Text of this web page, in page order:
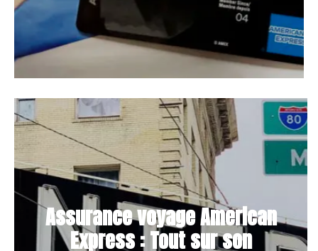
Assurance voyage American
Express : Tout sur son